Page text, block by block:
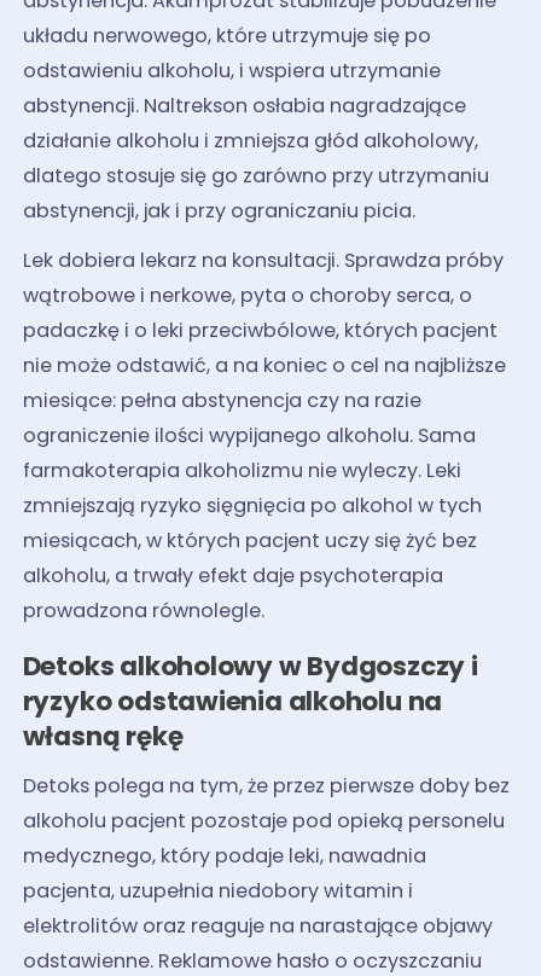
układu nerwowego, które utrzymuje się po
odstawieniu alkoholu, i wspiera utrzymanie
abstynencji. Naltrekson osłabia nagradzające
działanie alkoholu i zmniejsza głód alkoholowy,
dlatego stosuje się go zarówno przy utrzymaniu
abstynencji, jak i przy ograniczaniu picia.
Lek dobiera lekarz na konsultacji. Sprawdza próby
wątrobowe i nerkowe, pyta o choroby serca, o
padaczkę i o leki przeciwbólowe, których pacjent
nie może odstawić, a na koniec o cel na najbliższe
miesiące: pełna abstynencja czy na razie
ograniczenie ilości wypijanego alkoholu. Sama
farmakoterapia alkoholizmu nie wyleczy. Leki
zmniejszają ryzyko sięgnięcia po alkohol w tych
miesiącach, w których pacjent uczy się żyć bez
alkoholu, a trwały efekt daje psychoterapia
prowadzona równolegle.
Detoks alkoholowy w Bydgoszczy i
ryzyko odstawienia alkoholu na
własną rękę
Detoks polega na tym, że przez pierwsze doby bez
alkoholu pacjent pozostaje pod opieką personelu
medycznego, który podaje leki, nawadnia
pacjenta, uzupełnia niedobory witamin i
elektrolitów oraz reaguje na narastające objawy
odstawienne. Reklamowe hasło o oczyszczaniu